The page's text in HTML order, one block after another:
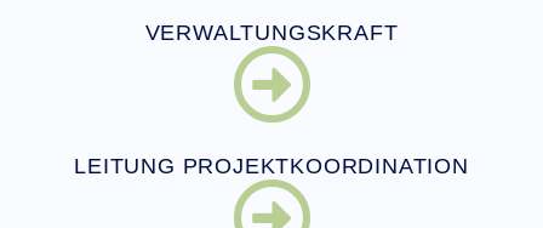
VERWALTUNGSKRAFT
LEITUNG PROJEKTKOORDINATION